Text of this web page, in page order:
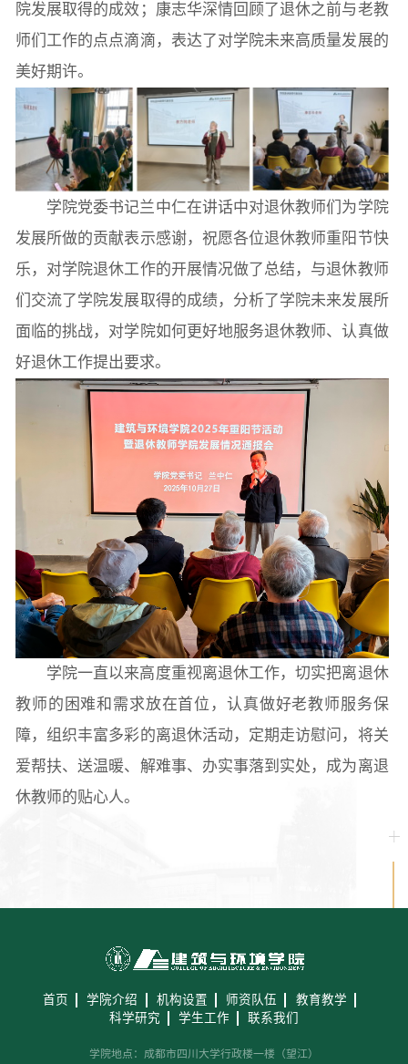
院发展取得的成效；康志华深情回顾了退休之前与老教
师们工作的点点滴滴，表达了对学院未来高质量发展的
美好期许。
学院党委书记兰中仁在讲话中对退休教师们为学院
发展所做的贡献表示感谢，祝愿各位退休教师重阳节快
乐，对学院退休工作的开展情况做了总结，与退休教师
们交流了学院发展取得的成绩，分析了学院未来发展所
面临的挑战，对学院如何更好地服务退休教师、认真做
好退休工作提出要求。
学院一直以来高度重视离退休工作，切实把离退休
教师的困难和需求放在首位，认真做好老教师服务保
障，组织丰富多彩的离退休活动，定期走访慰问，将关
爱帮扶、送温暖、解难事、办实事落到实处，成为离退
休教师的贴心人。
首页 学院介绍 机构设置 师资队伍
教育教学
科学研究
学生工作 联系我们
学院地点：成都市四川大学行政楼一楼（望江）